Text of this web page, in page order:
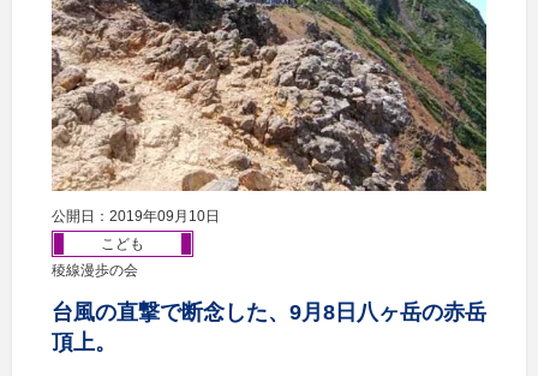
公開日：2019年09月10日
こども
稜線漫歩の会
台風の直撃で断念した、9月8日八ヶ岳の赤岳
頂上。